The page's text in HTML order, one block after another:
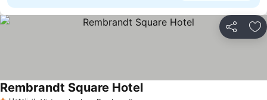
Compartir
Rembrandt Square Hotel